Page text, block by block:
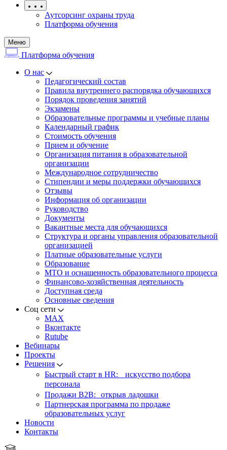
Аутсорсинг охраны труда
Платформа обучения
Меню
Платформа обучения
О нас
Педагогический состав
Правила внутреннего распорядка обучающихся
Порядок проведения занятий
Экзамены
Образовательные программы и учебные планы
Календарный график
Стоимость обучения
Прием и обучение
Организация питания в образовательной
организации
Международное сотрудничество
Стипендии и меры поддержки обучающихся
Отзывы
Информация об организации
Руководство
Документы
Вакантные места для обучающихся
Структура и органы управления образовательной
организацией
Платные образовательные услуги
Образование
МТО и оснащенность образовательного процесса
Финансово-хозяйственная деятельность
Доступная среда
Основные сведения
Соц сети
MAX
Вконтакте
Rutube
Вебинары
Проекты
Решения
Быстрый старт в HR: искусство подбора
персонала
Продажи B2B: открыв ладошки
Партнерская программа по продаже
образовательных услуг
Новости
Контакты